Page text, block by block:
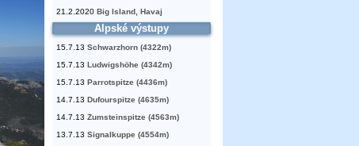
21.2.2020 Big Island, Havaj
Alpské výstupy
15.7.13 Schwarzhorn (4322m)
15.7.13 Ludwigshöhe (4342m)
15.7.13 Parrotspitze (4436m)
14.7.13 Dufourspitze (4635m)
14.7.13 Zumsteinspitze (4563m)
13.7.13 Signalkuppe (4554m)